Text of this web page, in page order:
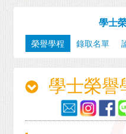
學士
榮譽學程 錄取名單
學士榮譽